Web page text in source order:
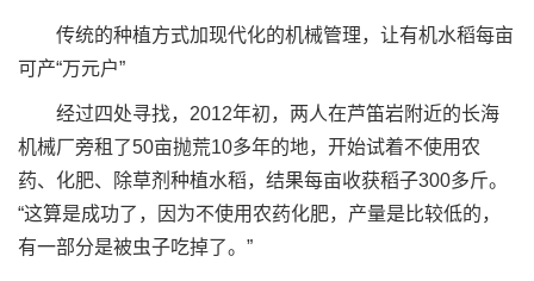
传统的种植方式加现代化的机械管理，让有机水稻每亩
可产“万元户”
经过四处寻找，2012年初，两人在芦笛岩附近的长海
机械厂旁租了50亩抛荒10多年的地，开始试着不使用农
药、化肥、除草剂种植水稻，结果每亩收获稻子300多斤。
“这算是成功了，因为不使用农药化肥，产量是比较低的，
有一部分是被虫子吃掉了。”